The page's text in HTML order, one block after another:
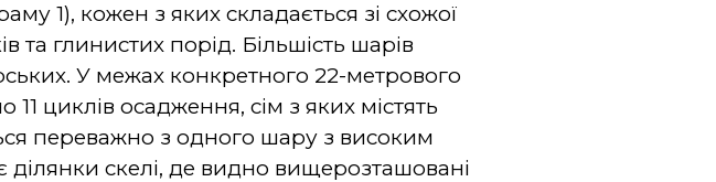
1), кожен з яких складається зі схожої
та глинистих порід. Більшість шарів
У межах конкретного 22-метрового
циклів осадження, сім з яких містять
переважно з одного шару з високим
ділянки скелі, де видно вищерозташовані